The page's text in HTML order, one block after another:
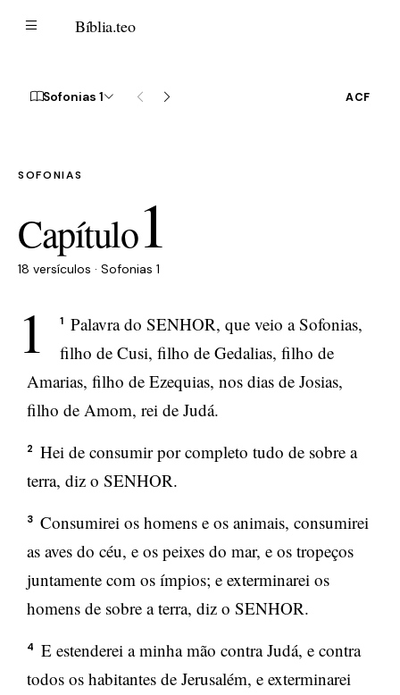
Bíblia.teo
Sofonias 1 ACF
SOFONIAS
Capítulo1
18 versículos · Sofonias 1
1 1
Palavra do SENHOR, que veio a Sofonias,
filho de Cusi, filho de Gedalias, filho de
Amarias, filho de Ezequias, nos dias de Josias,
filho de Amom, rei de Judá.
2
Hei de consumir por completo tudo de sobre a
terra, diz o SENHOR.
3
Consumirei os homens e os animais, consumirei
as aves do céu, e os peixes do mar, e os tropeços
juntamente com os ímpios; e exterminarei os
homens de sobre a terra, diz o SENHOR.
4
E estenderei a minha mão contra Judá, e contra
todos os habitantes de Jerusalém, e exterminarei